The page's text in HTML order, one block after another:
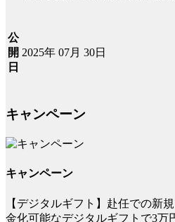
公
開
日
2025年 07月 30日
キャンペーン
キャンペーン
【デジタルギフト】赴任での新
金化可能なデジタルギフトで3万